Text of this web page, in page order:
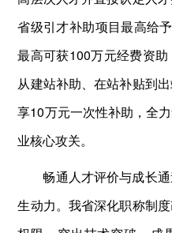
省级引才补助项目最高给
最高可获100万元经费资
从建站补助、在站补贴到
享10万元一次性补助，全
业核心攻关。
畅通人才评价与成长
生动力。我省深化职称制